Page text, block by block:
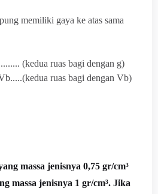
memiliki gaya ke atas sama
(kedua ruas bagi dengan g)
ruas bagi dengan Vb)
massa jenisnya 0,75 gr/cm³
massa jenisnya 1 gr/cm³. Jika